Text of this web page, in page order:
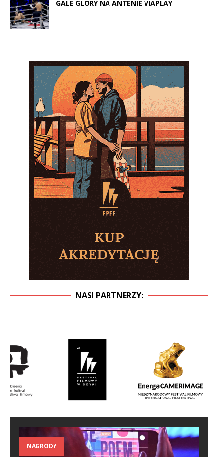
GALE GLORY NA ANTENIE VIAPLAY
NASI PARTNERZY:
NAGRODY